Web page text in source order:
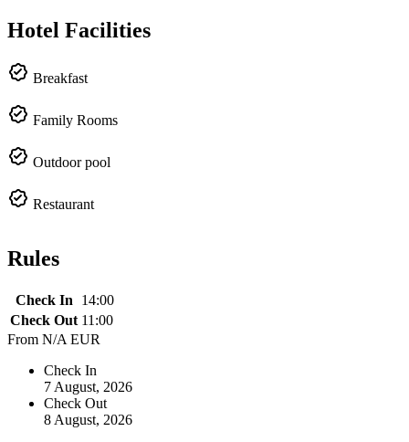
Hotel Facilities
Breakfast
Family Rooms
Outdoor pool
Restaurant
Rules
Check In
14:00
Check Out 11:00
From N/A EUR
Check In
7 August, 2026
Check Out
8 August, 2026